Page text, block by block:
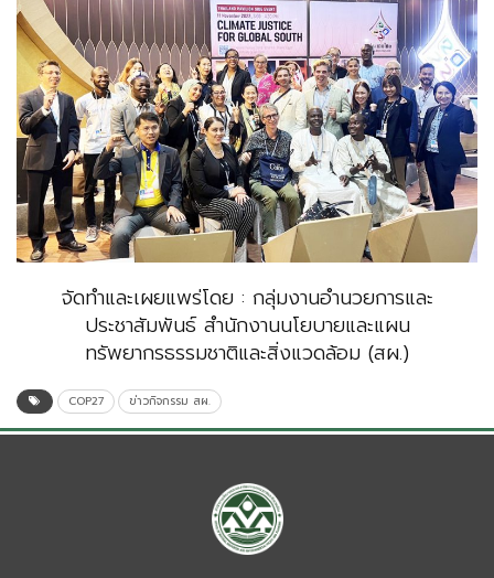
จัดทำและเผยแพร่โดย : กลุ่มงานอำนวยการและ
ประชาสัมพันธ์ สำนักงานนโยบายและแผน
ทรัพยากรธรรมชาติและสิ่งแวดล้อม (สผ.)
COP27 ข่าวกิจกรรม สผ.